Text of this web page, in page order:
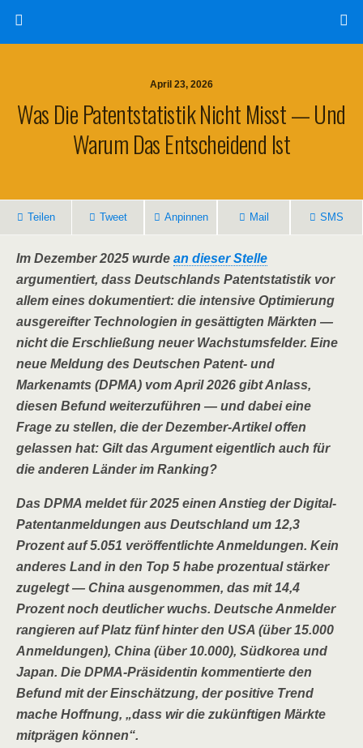
April 23, 2026
Was Die Patentstatistik Nicht Misst — Und
Warum Das Entscheidend Ist
Teilen Tweet Anpinnen Mail SMS
Im Dezember 2025 wurde an dieser Stelle
argumentiert, dass Deutschlands Patentstatistik vor
allem eines dokumentiert: die intensive Optimierung
ausgereifter Technologien in gesättigten Märkten —
nicht die Erschließung neuer Wachstumsfelder. Eine
neue Meldung des Deutschen Patent- und
Markenamts (DPMA) vom April 2026 gibt Anlass,
diesen Befund weiterzuführen — und dabei eine
Frage zu stellen, die der Dezember-Artikel offen
gelassen hat: Gilt das Argument eigentlich auch für
die anderen Länder im Ranking?
Das DPMA meldet für 2025 einen Anstieg der Digital-
Patentanmeldungen aus Deutschland um 12,3
Prozent auf 5.051 veröffentlichte Anmeldungen. Kein
anderes Land in den Top 5 habe prozentual stärker
zugelegt — China ausgenommen, das mit 14,4
Prozent noch deutlicher wuchs. Deutsche Anmelder
rangieren auf Platz fünf hinter den USA (über 15.000
Anmeldungen), China (über 10.000), Südkorea und
Japan. Die DPMA-Präsidentin kommentierte den
Befund mit der Einschätzung, der positive Trend
mache Hoffnung, „dass wir die zukünftigen Märkte
mitprägen können“.